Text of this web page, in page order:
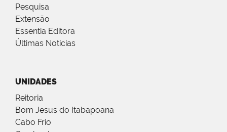
Pesquisa
Extensão
Essentia Editora
Últimas Notícias
UNIDADES
Reitoria
Bom Jesus do Itabapoana
Cabo Frio